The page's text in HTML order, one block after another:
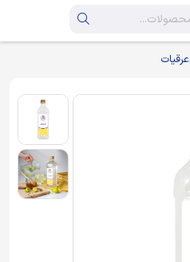
عرقیات